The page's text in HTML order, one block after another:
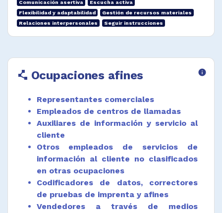
y utilización de registros, planillas de
muestreo para censos y encuestas.
Comunicación asertiva
Escucha activa
Flexibilidad y adaptabilidad
Gestión de recursos materiales
Relaciones interpersonales
Seguir instrucciones
polyline Ocupaciones afines info
Representantes comerciales
Empleados de centros de llamadas
Auxiliares de información y servicio al
cliente
Otros empleados de servicios de
información al cliente no clasificados
en otras ocupaciones
Codificadores de datos, correctores
de pruebas de imprenta y afines
Vendedores a través de medios